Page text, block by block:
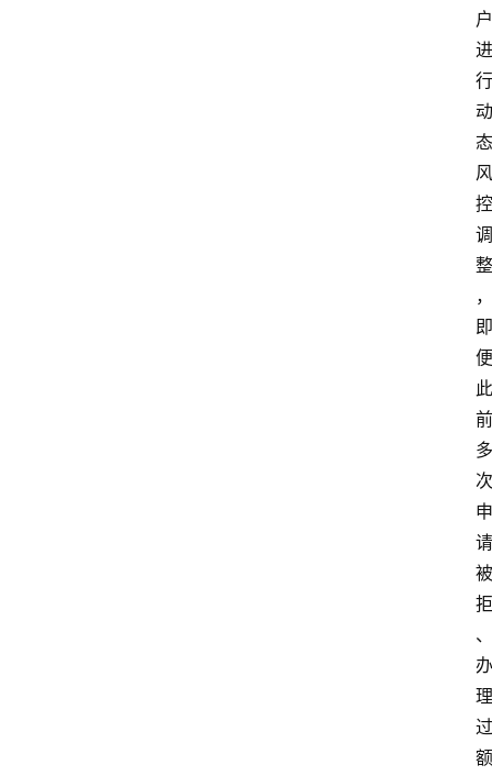
户
进
行
动
态
风
控
调
整
，
即
便
此
前
多
次
申
请
被
拒
、
办
理
过
额